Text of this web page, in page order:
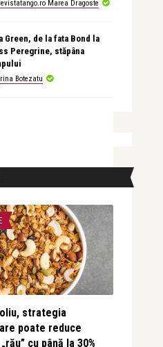
Marea Dragoste
Green, de la fata Bond la
Peregrine, stăpâna
Botezatu
strategia
poate reduce
cu până la 30%